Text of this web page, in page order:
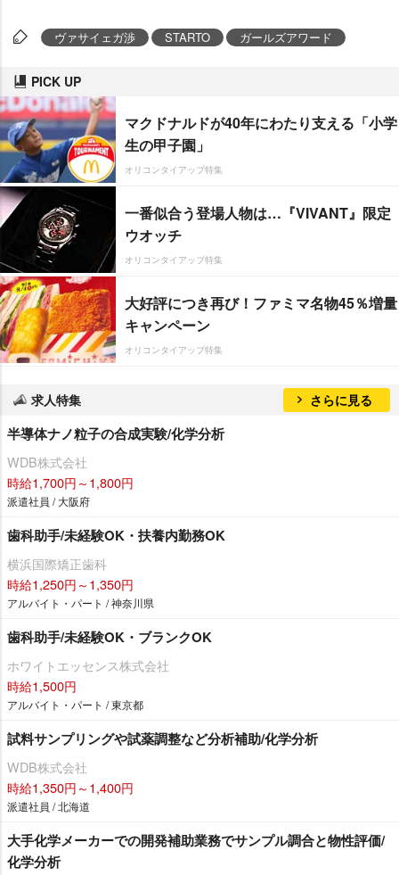
ヴァサイェガ渉 STARTO ガールズアワード
PICK UP
マクドナルドが40年にわたり支える「小学
生の甲子園」
オリコンタイアップ特集
一番似合う登場人物は…『VIVANT』限定
ウオッチ
オリコンタイアップ特集
大好評につき再び！ファミマ名物45％増量
キャンペーン
オリコンタイアップ特集
求人特集 さらに見る
半導体ナノ粒子の合成実験/化学分析
WDB株式会社
時給1,700円～1,800円
派遣社員 / 大阪府
歯科助手/未経験OK・扶養内勤務OK
横浜国際矯正歯科
時給1,250円～1,350円
アルバイト・パート / 神奈川県
歯科助手/未経験OK・ブランクOK
ホワイトエッセンス株式会社
時給1,500円
アルバイト・パート / 東京都
試料サンプリングや試薬調整など分析補助/化学分析
WDB株式会社
時給1,350円～1,400円
派遣社員 / 北海道
大手化学メーカーでの開発補助業務でサンプル調合と物性評価/
化学分析